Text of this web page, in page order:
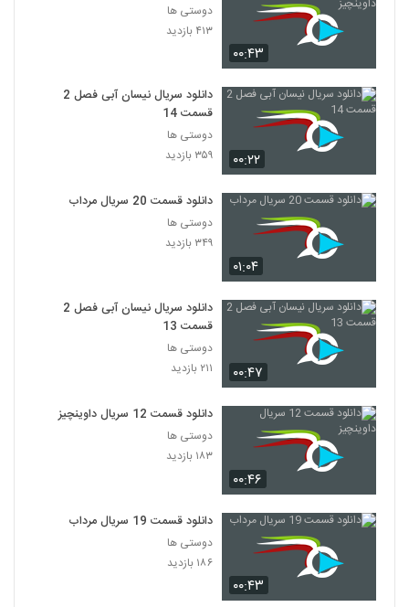
۰۰:۴۳
دوستی ها
۴۱۳ بازدید
۰۰:۲۲
دانلود سریال نیسان آبی فصل 2
قسمت 14
دوستی ها
۳۵۹ بازدید
۰۱:۰۴
دانلود قسمت 20 سریال مرداب
دوستی ها
۳۴۹ بازدید
۰۰:۴۷
دانلود سریال نیسان آبی فصل 2
قسمت 13
دوستی ها
۲۱۱ بازدید
۰۰:۴۶
دانلود قسمت 12 سریال داوینچیز
دوستی ها
۱۸۳ بازدید
۰۰:۴۳
دانلود قسمت 19 سریال مرداب
دوستی ها
۱۸۶ بازدید